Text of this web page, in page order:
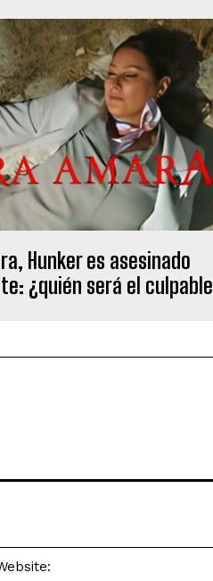
Hunker es asesinado
¿quién será el